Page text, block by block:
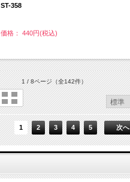
ST-358
価格： 440円(税込)
1 / 8ページ（全142件）
1 2 3 4 5 次へ